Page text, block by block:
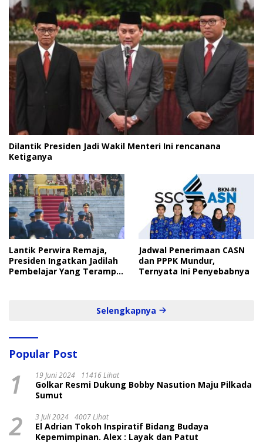
Dilantik Presiden Jadi Wakil Menteri Ini rencanana
Ketiganya
Lantik Perwira Remaja,
Presiden Ingatkan Jadilah
Pembelajar Yang Terampil
Jadwal Penerimaan CASN
dan PPPK Mundur,
Ternyata Ini Penyebabnya
Selengkapnya
Popular Post
1 19 Juni 2024 11416 Lihat
Golkar Resmi Dukung Bobby Nasution Maju Pilkada
Sumut
2 3 Juli 2024 4007 Lihat
El Adrian Tokoh Inspiratif Bidang Budaya
Kepemimpinan. Alex : Layak dan Patut